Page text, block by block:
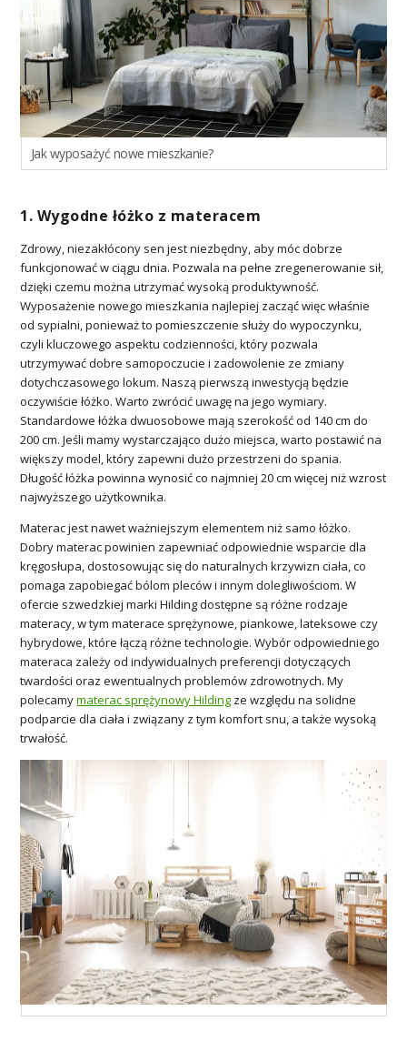
Jak wyposażyć nowe mieszkanie?
1. Wygodne łóżko z materacem
Zdrowy, niezakłócony sen jest niezbędny, aby móc dobrze
funkcjonować w ciągu dnia. Pozwala na pełne zregenerowanie sił,
dzięki czemu można utrzymać wysoką produktywność.
Wyposażenie nowego mieszkania najlepiej zacząć więc właśnie
od sypialni, ponieważ to pomieszczenie służy do wypoczynku,
czyli kluczowego aspektu codzienności, który pozwala
utrzymywać dobre samopoczucie i zadowolenie ze zmiany
dotychczasowego lokum. Naszą pierwszą inwestycją będzie
oczywiście łóżko. Warto zwrócić uwagę na jego wymiary.
Standardowe łóżka dwuosobowe mają szerokość od 140 cm do
200 cm. Jeśli mamy wystarczająco dużo miejsca, warto postawić na
większy model, który zapewni dużo przestrzeni do spania.
Długość łóżka powinna wynosić co najmniej 20 cm więcej niż wzrost
najwyższego użytkownika.
Materac jest nawet ważniejszym elementem niż samo łóżko.
Dobry materac powinien zapewniać odpowiednie wsparcie dla
kręgosłupa, dostosowując się do naturalnych krzywizn ciała, co
pomaga zapobiegać bólom pleców i innym dolegliwościom. W
ofercie szwedzkiej marki Hilding dostępne są różne rodzaje
materacy, w tym materace sprężynowe, piankowe, lateksowe czy
hybrydowe, które łączą różne technologie. Wybór odpowiedniego
materaca zależy od indywidualnych preferencji dotyczących
twardości oraz ewentualnych problemów zdrowotnych. My
polecamymaterac sprężynowy Hilding ze względu na solidne
podparcie dla ciała i związany z tym komfort snu, a także wysoką
trwałość.